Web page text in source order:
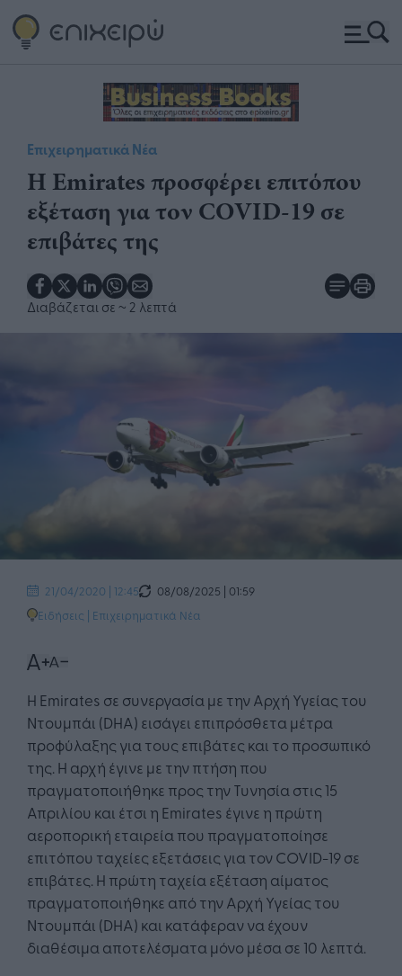
Επιχειρηματικά Νέα
Η Emirates προσφέρει επιτόπου
εξέταση για τον COVID-19 σε
επιβάτες της
Διαβάζεται σε ~ 2 λεπτά
21/04/2020 | 12:45
08/08/2025 | 01:59
Ειδήσεις | Επιχειρηματικά Νέα
Η Emirates σε συνεργασία με την Αρχή Υγείας του
Ντουμπάι (DHA) εισάγει επιπρόσθετα μέτρα
προφύλαξης για τους επιβάτες και το προσωπικό
της. H αρχή έγινε με την πτήση που
πραγματοποιήθηκε προς την Τυνησία στις 15
Απριλίου και έτσι η Emirates έγινε η πρώτη
αεροπορική εταιρεία που πραγματοποίησε
επιτόπου ταχείες εξετάσεις για τον COVID-19 σε
επιβάτες. Η πρώτη ταχεία εξέταση αίματος
πραγματοποιήθηκε από την Αρχή Υγείας του
Ντουμπάι (DHA) και κατάφεραν να έχουν
διαθέσιμα αποτελέσματα μόνο μέσα σε 10 λεπτά.